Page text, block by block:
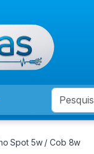
Search for:
Spot 5w / Cob 8w